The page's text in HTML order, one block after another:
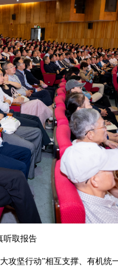
听取报告
攻坚行动”相互支撑、有机统